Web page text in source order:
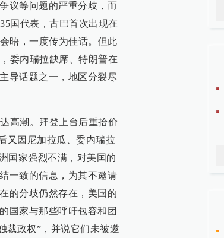
议等问题的严重分歧，而
国代表，古巴首次出现在
晤，一度传为佳话。但此
委内瑞拉缺席、特朗普在
导话题之一，地区分裂尽
高潮。拜登上台后重拾价
又因尼加拉瓜、委内瑞拉
国家强烈不满，对美国的
一致的信息，为其不邀请
的分歧仍然存在，美国的
国家与那些呼吁包容和团
裁政权”，并说它们未被邀